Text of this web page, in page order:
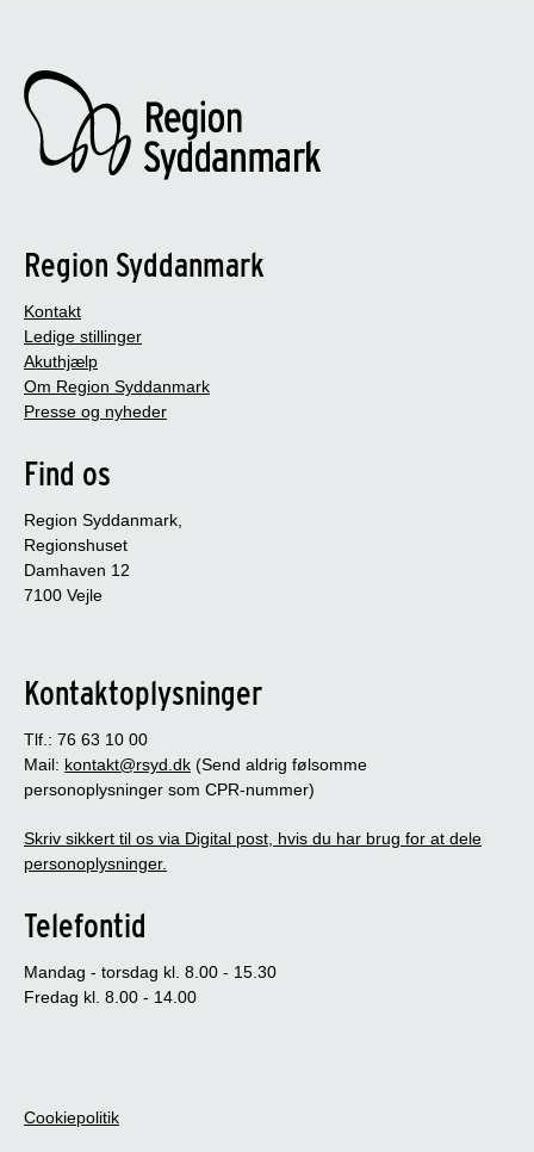
Region Syddanmark
Kontakt
Ledige stillinger
Akuthjælp
Om Region Syddanmark
Presse og nyheder
Find os
Region Syddanmark,
Regionshuset
Damhaven 12
7100 Vejle
Kontaktoplysninger
Tlf.: 76 63 10 00
Mail: kontakt@rsyd.dk (Send aldrig følsomme
personoplysninger som CPR-nummer)
Skriv sikkert til os via Digital post, hvis du har brug for at dele
personoplysninger.
Telefontid
Mandag - torsdag kl. 8.00 - 15.30
Fredag kl. 8.00 - 14.00
Cookiepolitik